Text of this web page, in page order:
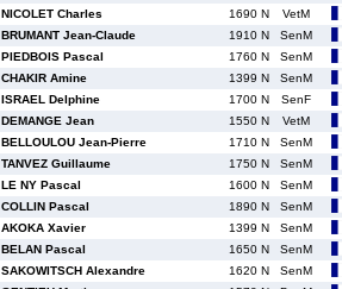
NICOLET Charles 1690 N
VetM
BRUMANT Jean-Claude 1910 N
SenM
PIEDBOIS Pascal 1760 N
SenM
CHAKIR Amine 1399 N
SenM
ISRAEL Delphine 1700 N
SenF
DEMANGE Jean 1550 N
VetM
BELLOULOU Jean-Pierre 1710 N
SenM
TANVEZ Guillaume 1750 N
SenM
LE NY Pascal 1600 N
SenM
COLLIN Pascal 1890 N
SenM
AKOKA Xavier 1399 N
SenM
BELAN Pascal 1650 N
SenM
SAKOWITSCH Alexandre 1620 N
SenM